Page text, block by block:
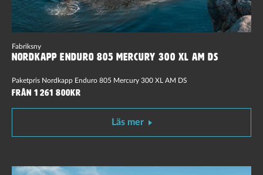
Fabriksny
Nordkapp Enduro 805 Mercury 300 XL AM DS
Paketpris Nordkapp Enduro 805 Mercury 300 XL AM DS
Från 1 261 800kr
Läs mer